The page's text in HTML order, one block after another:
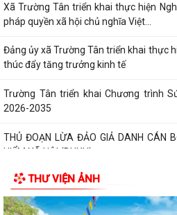
Xã Trường Tân triển khai thực hiện
pháp quyền xã hội chủ nghĩa Việt...
Đảng ủy xã Trường Tân triển khai thực
thúc đẩy tăng trưởng kinh tế
Trường Tân triển khai Chương trình
2026-2035
THỦ ĐOẠN LỪA ĐẢO GIẢ DANH CÁN
HIỂM XÃ HỘI (BHXH)
Xã Trường Tân tăng cường phân loại
thúc đẩy chuyển đổi xanh
THƯ VIỆN ẢNH